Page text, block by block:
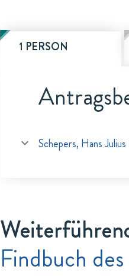
1 PERSON
Schepers, Hans Julius
Findbuch